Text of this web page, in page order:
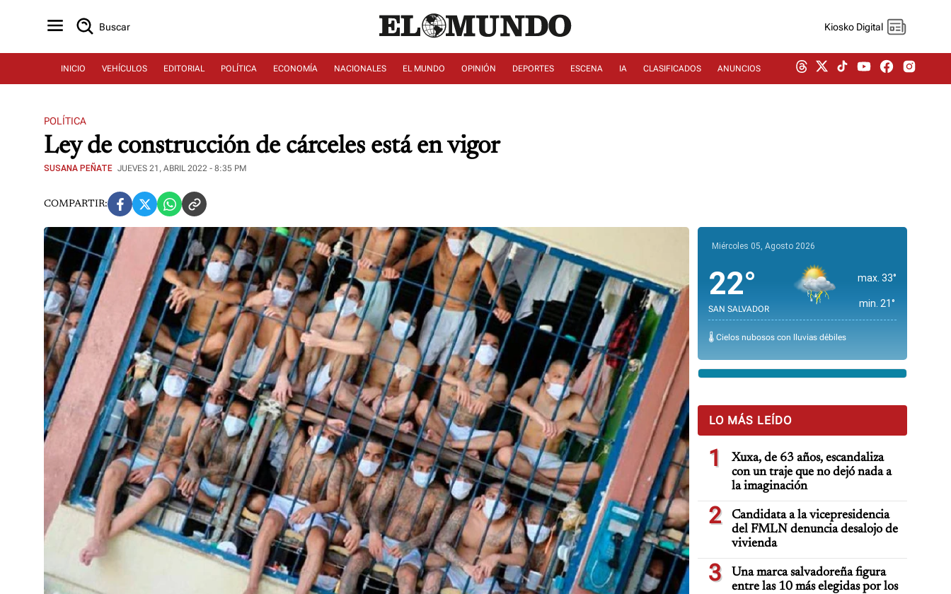
Buscar Kiosko Digital
INICIO VEHÍCULOS EDITORIAL POLÍTICA ECONOMÍA NACIONALES EL MUNDO OPINIÓN DEPORTES ESCENA IA CLASIFICADOS ANUNCIOS
POLÍTICA
Ley de construcción de cárceles está en vigor
SUSANA PEÑATE JUEVES 21, ABRIL 2022 - 8:35 PM
COMPARTIR:
Miércoles 05, Agosto 2026
22°
SAN SALVADOR
max. 33°
min. 21°
🌡️ Cielos nubosos con lluvias débiles
LO MÁS LEÍDO
1
Xuxa, de 63 años, escandaliza
con un traje que no dejó nada a
la imaginación
2
Candidata a la vicepresidencia
del FMLN denuncia desalojo de
vivienda
3
Una marca salvadoreña figura
entre las 10 más elegidas por los